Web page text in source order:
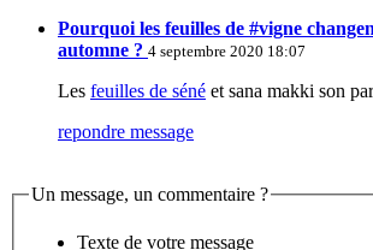
Pourquoi les feuilles de #vigne
automne ? 4 septembre 2020 18:07
Les feuilles de séné et sana makki son
repondre message
Un message, un commentaire ?
Texte de votre message